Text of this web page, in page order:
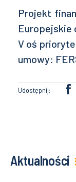
Projekt
Europejskie
V oś
umowy:
Udostępnij:
Aktualności